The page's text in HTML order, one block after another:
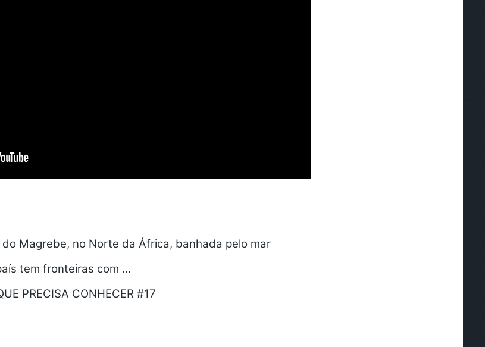
Magrebe, no Norte da África, banhada pelo mar
tem fronteiras com ...
PRECISA CONHECER #17